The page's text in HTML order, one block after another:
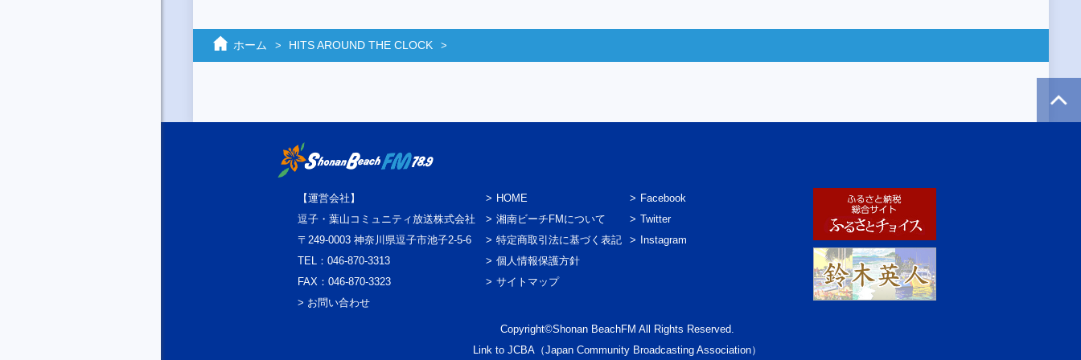
ホーム HITS AROUND THE CLOCK
【運営会社】
逗子・葉山コミュニティ放送株式会社
〒249-0003 神奈川県逗子市池子2-5-6
TEL：046-870-3313
FAX：046-870-3323
> お問い合わせ
HOME
湘南ビーチFMについて
特定商取引法に基づく表記
個人情報保護方針
サイトマップ
Facebook
Twitter
Instagram
Copyright©Shonan BeachFM All Rights Reserved.
Link to JCBA（Japan Community Broadcasting Association）